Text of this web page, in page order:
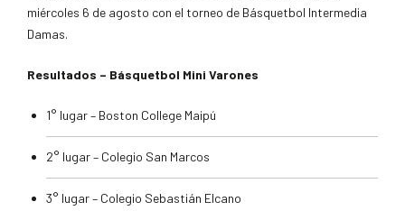
miércoles 6 de agosto con el torneo de Básquetbol Intermedia
Damas.
Resultados – Básquetbol Mini Varones
1° lugar – Boston College Maipú
2° lugar – Colegio San Marcos
3° lugar – Colegio Sebastián Elcano